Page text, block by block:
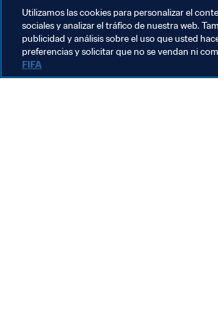
Utilizamos las cookies para personalizar el
sociales y analizar el tráfico de nuestra web.
publicidad y análisis sobre el uso que usted
preferencias y solicitar que no se vendan ni
FIFA